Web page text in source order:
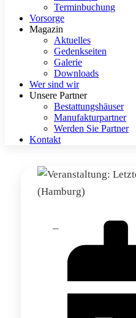
Terminbuchung
Vorsorge
Magazin
Aktuelles
Gedenkseiten
Galerie
Downloads
Wer sind wir
Unsere Partner
Bestattungshäuser
Manufakturpartner
Werden Sie Partner
Kontakt